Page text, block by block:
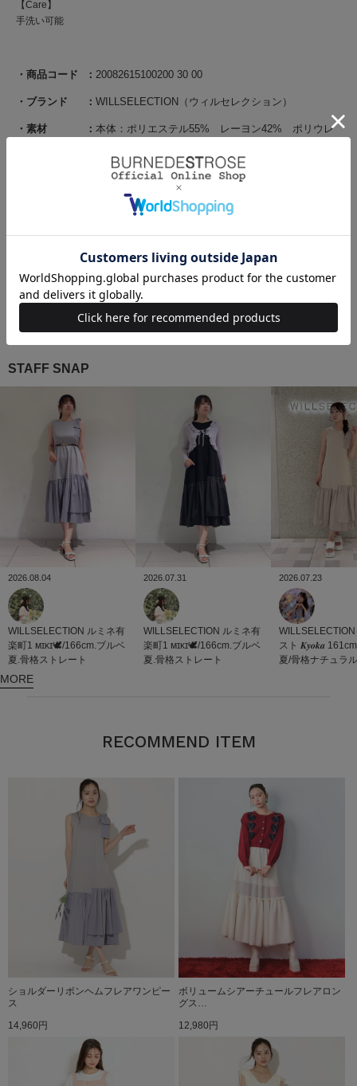
商品コード 20082615100200 30 00
ブランド WILLSELECTION（ウィルセレクション）
素材
本体：ポリエステル55% レーヨン42% ポリウレ
中国
サイ
前
肩
身幅
ス
り
F(00) 119 35 44.5 95 276
STAFF SNAP
2026.08.04
WILLSELECTION ルミネ有
楽町1 ᴍɪᴋɪ🕊/166cm.ブルベ
夏.骨格ストレート
2026.07.31
WILLSELECTION ルミネ有
楽町1 ᴍɪᴋɪ🕊/166cm.ブルベ
夏.骨格ストレート
2026.07.23
WILLSELECTION
スト 𝑲𝒚𝒐𝒌𝒂
夏/骨格ナチュラル
MORE
【Care】
手洗い可能
RECOMMEND ITEM
ショルダーリボンヘムフレアワンピー
ス
14,960円
ボリュームシアーチュールフレアロン
グス…
12,980円